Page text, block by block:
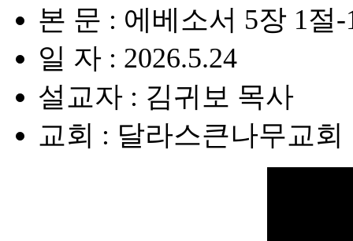
본 문 : 에베소서 5장 1절-
일 자 : 2026.5.24
설교자 : 김귀보 목사
교회 : 달라스큰나무교회